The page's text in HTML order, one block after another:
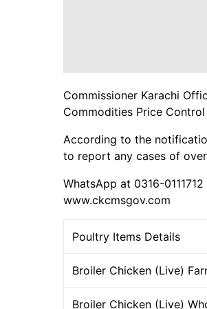
Commissioner Karachi
Commodities Price
According to the
to report any cases of
WhatsApp at 0316-0111712
www.ckcmsgov.com
Poultry Items Details
Broiler Chicken (Live)
Broiler Chicken (Live)